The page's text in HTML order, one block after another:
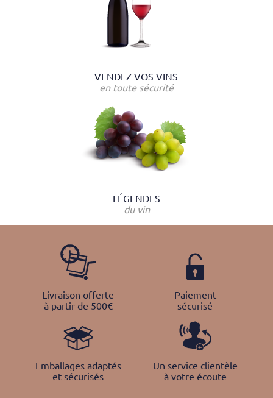
VENDEZ VOS VINS
en toute sécurité
LÉGENDES
du vin
Livraison offerte
à partir de 500€
Paiement
sécurisé
Emballages adaptés
et sécurisés
Un service clientèle
à votre écoute